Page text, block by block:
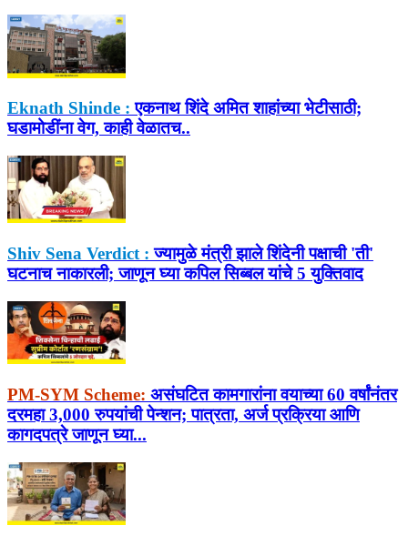
Eknath Shinde : एकनाथ शिंदे अमित शाहांच्या भेटीसाठी;
घडामोडींना वेग, काही वेळातच..
Shiv Sena Verdict : ज्यामुळे मंत्री झाले शिंदेनी पक्षाची 'ती'
घटनाच नाकारली; जाणून घ्या कपिल सिब्बल यांचे 5 युक्तिवाद
PM-SYM Scheme: असंघटित कामगारांना वयाच्या 60 वर्षांनंतर
दरमहा 3,000 रुपयांची पेन्शन; पात्रता, अर्ज प्रक्रिया आणि
कागदपत्रे जाणून घ्या...